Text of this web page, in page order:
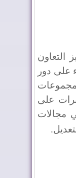
التعاون
على دور
على
مجالات
.